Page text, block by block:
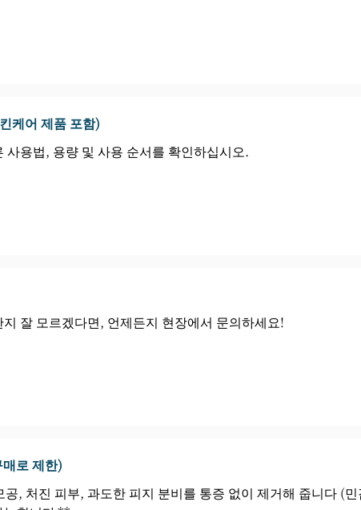
케어 제품 포함)
용법, 용량 및 사용 순서를 확인하십시오.
잘 모르겠다면, 언제든지 현장에서 문의하세요!
로 제한)
, 처진 피부, 과도한 피지 분비를 통증 없이 제거해 줍니다 (